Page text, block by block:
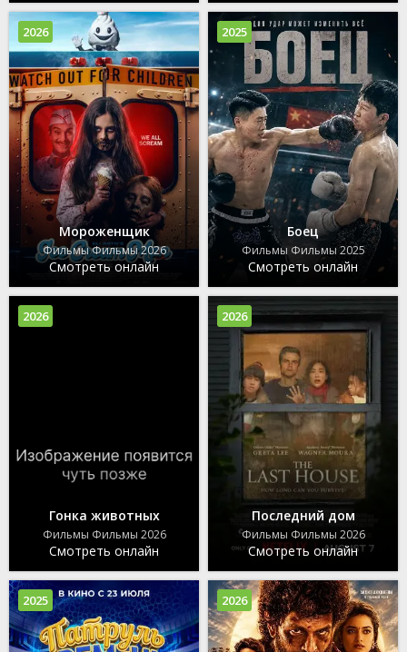
Мороженщик
Фильмы Фильмы 2026
Смотреть онлайн
2026
Боец
Фильмы Фильмы 2025
Смотреть онлайн
2025
Гонка животных
Фильмы Фильмы 2026
Смотреть онлайн
2026
Последний дом
Фильмы Фильмы 2026
Смотреть онлайн
2026
2025 2026